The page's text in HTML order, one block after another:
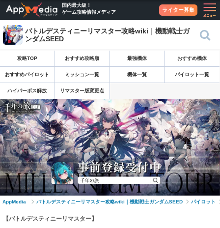
国内最大級！
ゲーム攻略情報メディア
ライター募集
バトルデスティニーリマスター攻略wiki｜機動戦士ガ
ンダムSEED
攻略TOP おすすめ攻略順 最強機体 おすすめ機体
おすすめパイロット ミッション一覧 機体一覧 パイロット一覧
ハイパーボス解放 リマスター版変更点
AppMedia バトルデスティニーリマスター攻略wiki｜機動戦士ガンダムSEED パイロット
【バトルデスティニーリマスター】